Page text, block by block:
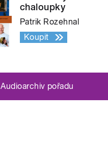
chaloupky
Patrik Rozehnal
Koupit
Audioarchiv pořadu